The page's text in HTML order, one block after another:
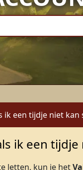
een tijdje niet kan
ik een tijdje
letten, kun je het